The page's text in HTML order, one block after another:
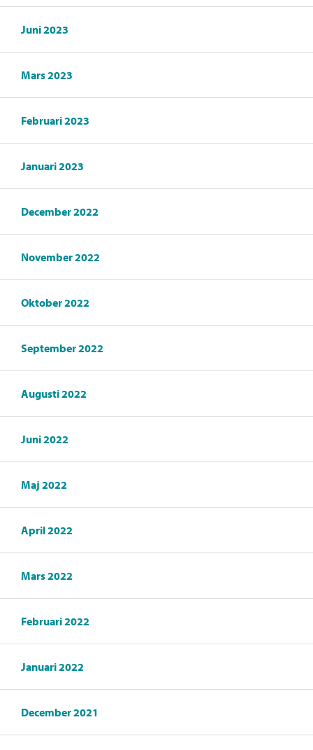
Juni 2023
Mars 2023
Februari 2023
Januari 2023
December 2022
November 2022
Oktober 2022
September 2022
Augusti 2022
Juni 2022
Maj 2022
April 2022
Mars 2022
Februari 2022
Januari 2022
December 2021